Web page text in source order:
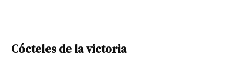
Cócteles de la victoria